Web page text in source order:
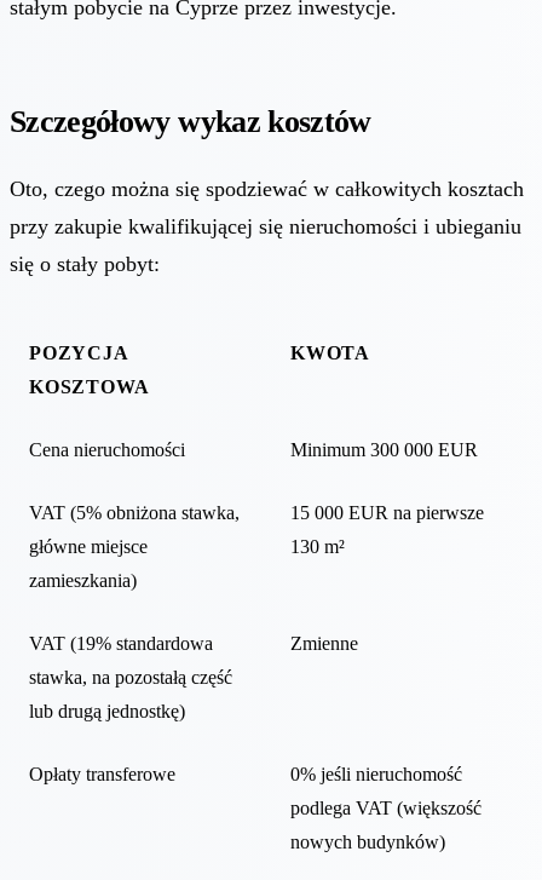
stałym pobycie na Cyprze przez inwestycje.
Szczegółowy wykaz kosztów
Oto, czego można się spodziewać w całkowitych kosztach
przy zakupie kwalifikującej się nieruchomości i ubieganiu
się o stały pobyt:
POZYCJA
KOSZTOWA
KWOTA
Cena nieruchomości Minimum 300 000 EUR
VAT (5% obniżona stawka,
główne miejsce
zamieszkania)
15 000 EUR na pierwsze
130 m²
VAT (19% standardowa
stawka, na pozostałą część
lub drugą jednostkę)
Zmienne
Opłaty transferowe
0% jeśli nieruchomość
podlega VAT (większość
nowych budynków)